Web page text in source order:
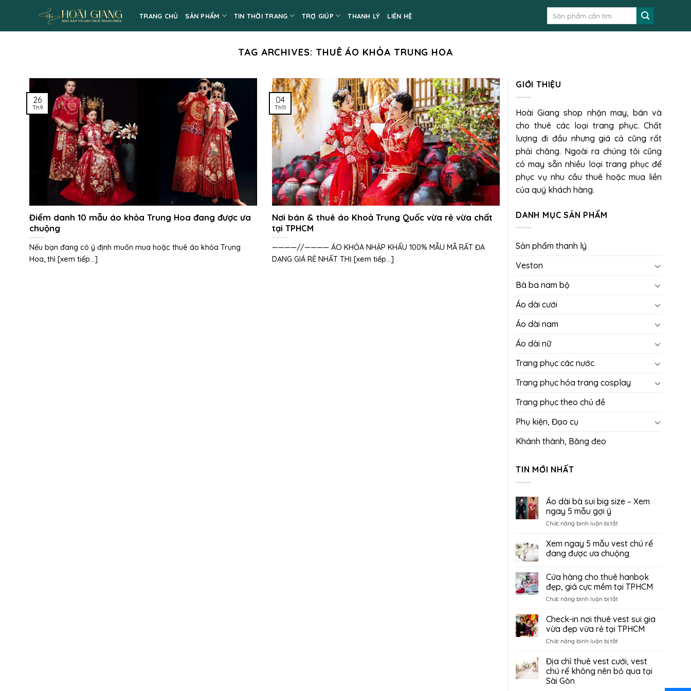
content
TRANG CHỦ SẢN PHẨM TIN THỜI TRANG TRỢ GIÚP THANH LÝ LIÊN HỆ
TAG ARCHIVES: THUÊ ÁO KHỎA TRUNG HOA
Điểm danh 10 mẫu áo khỏa Trung Hoa đang được ưa
chuộng
Nếu bạn đang có ý định muốn mua hoặc thuê áo khỏa Trung
Hoa, thì [xem tiếp...]
26
Th9
Nơi bán & thuê áo Khoả Trung Quốc vừa rẻ vừa chất
tại TPHCM
————//———— ÁO KHỎA NHẬP KHẨU 100% MẪU MÃ RẤT ĐA
DẠNG GIÁ RẺ NHẤT THỊ [xem tiếp...]
04
Th11
GIỚI THIỆU
Hoài Giang shop nhận may, bán và
cho thuê các loại trang phục. Chất
lượng đi đầu nhưng giá cả cũng rất
phải chăng. Ngoài ra chúng tôi cũng
có may sẵn nhiều loại trang phục để
phục vụ nhu cầu thuê hoặc mua liền
của quý khách hàng.
DANH MỤC SẢN PHẨM
Sản phẩm thanh lý
Veston
Bà ba nam bộ
Áo dài cưới
Áo dài nam
Áo dài nữ
Trang phục các nước
Trang phục hóa trang cosplay
Trang phục theo chủ đề
Phụ kiện, Đạo cụ
Khánh thành, Băng đeo
TIN MỚI NHẤT
Áo dài bà sui big size – Xem
ngay 5 mẫu gợi ý
Chức năng bình luận bị tắtở
dài
bà
sui
size
–
Xem
mẫu
gợi
Xem ngay 5 mẫu vest chú rể
đang được ưa chuộng
Cửa hàng cho thuê hanbok
đẹp, giá cực mềm tại TPHCM
Chức năng bình luận bị tắtở
hàng
cho
thuê
hanbok
giá
cực
mềm
Check-in nơi thuê vest sui gia
vừa đẹp vừa rẻ tại TPHCM
Chức năng bình luận bị tắtở
in
nơi
thuê
Địa chỉ thuê vest cưới, vest
chú rể không nên bỏ qua tại
Sài Gòn